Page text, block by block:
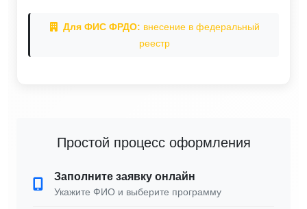
Для ФИС ФРДО: внесение в федеральный
реестр
Простой процесс оформления
Заполните заявку онлайн
Укажите ФИО и выберите программу